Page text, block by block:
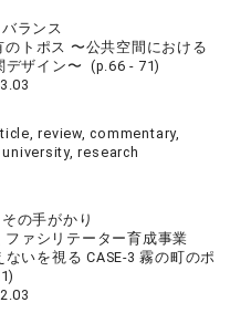
ランス
のトポス 〜公共空間における
デザイン〜 (p.66 - 71)
review, commentary,
research
の手がかり
ファシリテーター育成事業
いを視る CASE-3 霧の町のポ